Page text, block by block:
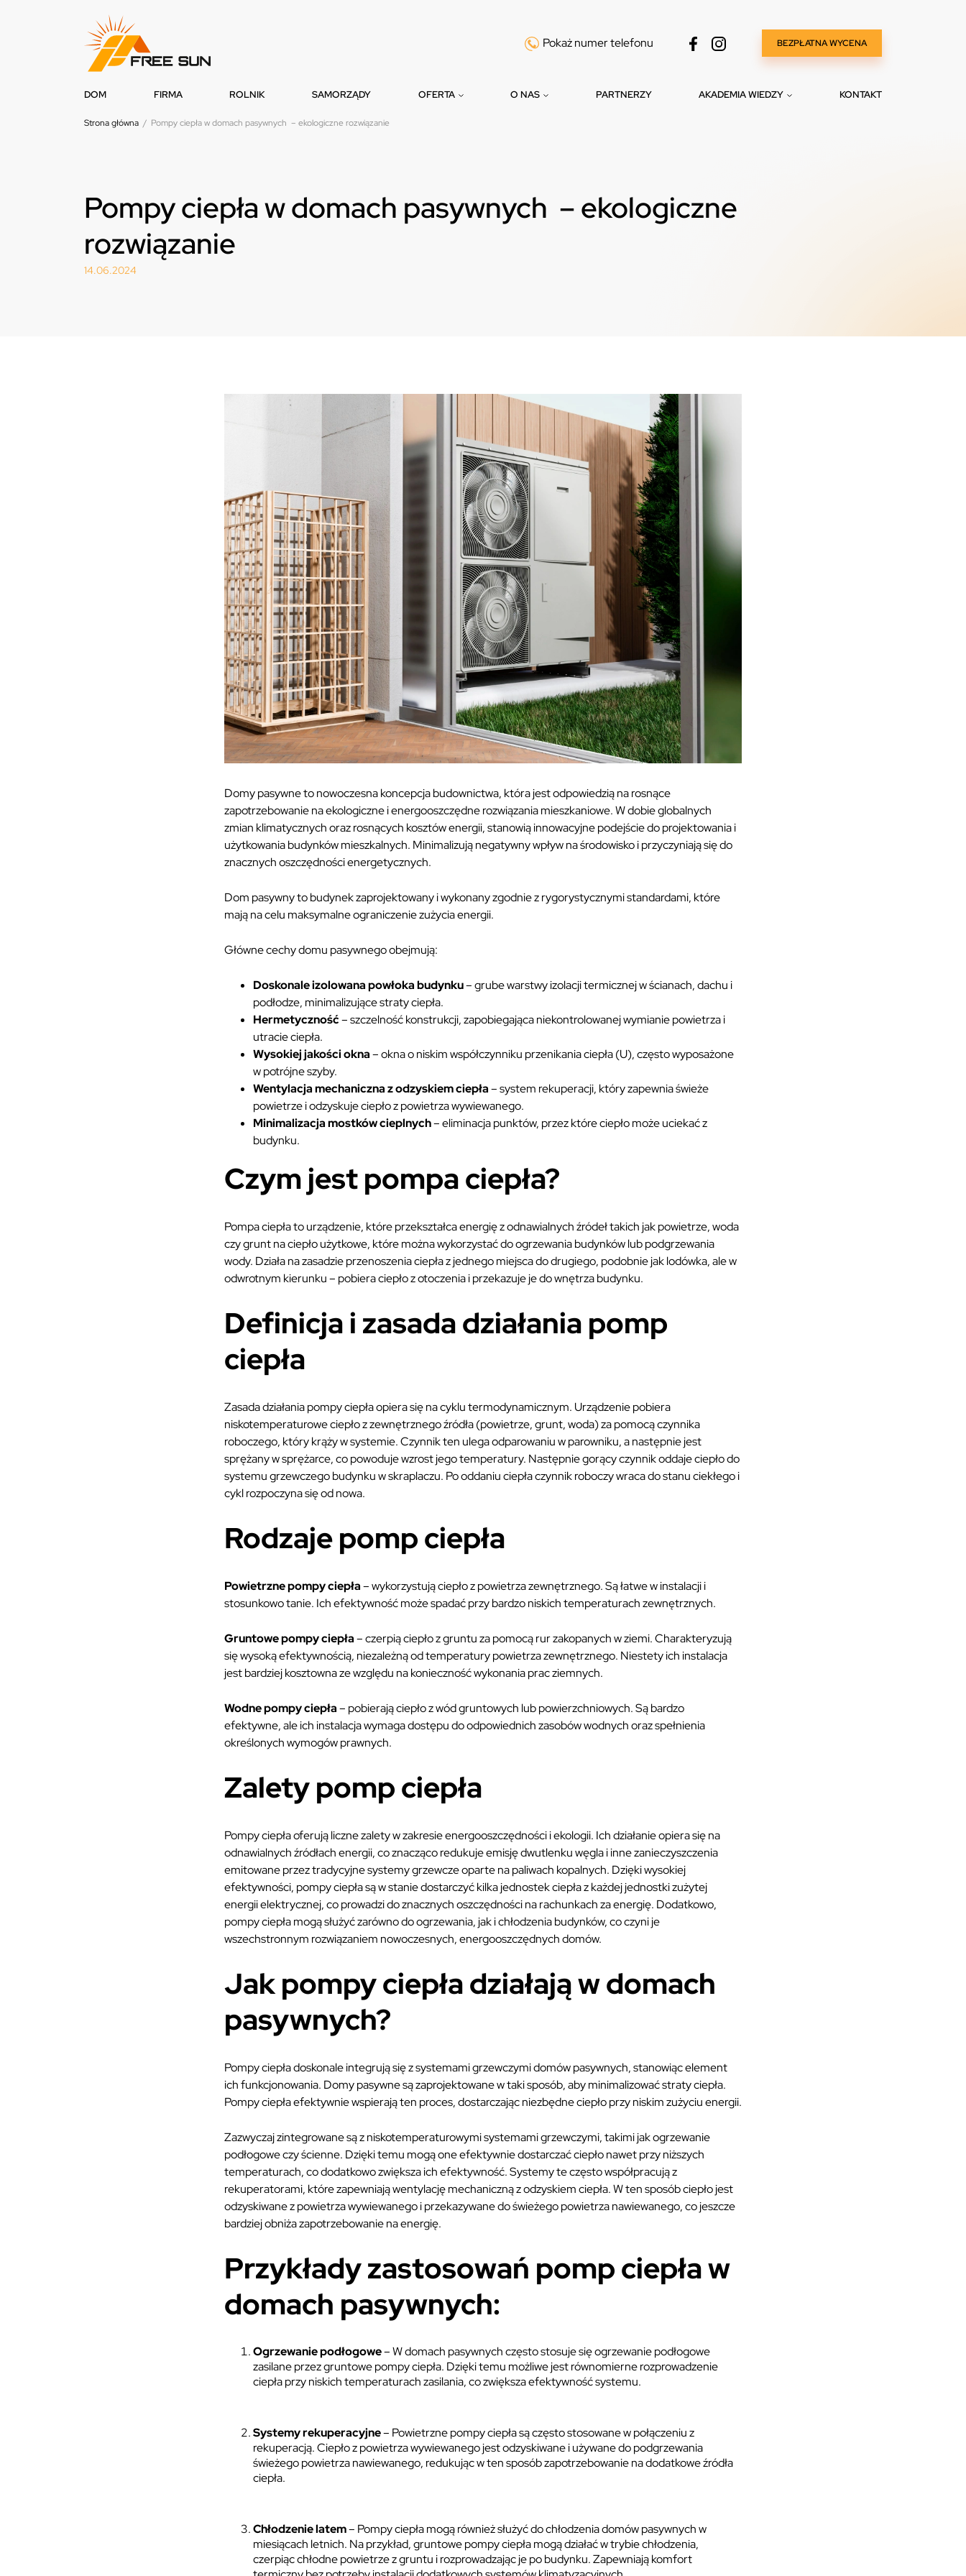
Pokaż numer telefonu BEZPŁATNA WYCENA
DOM FIRMA ROLNIK SAMORZĄDY OFERTA O NAS PARTNERZY AKADEMIA WIEDZY KONTAKT
Strona główna / Pompy ciepła w domach pasywnych – ekologiczne rozwiązanie
Pompy ciepła w domach pasywnych – ekologiczne
rozwiązanie
14.06.2024
Domy pasywne to nowoczesna koncepcja budownictwa, która jest odpowiedzią na rosnące
zapotrzebowanie na ekologiczne i energooszczędne rozwiązania mieszkaniowe. W dobie globalnych
zmian klimatycznych oraz rosnących kosztów energii, stanowią innowacyjne podejście do projektowania i
użytkowania budynków mieszkalnych. Minimalizują negatywny wpływ na środowisko i przyczyniają się do
znacznych oszczędności energetycznych.
Dom pasywny to budynek zaprojektowany i wykonany zgodnie z rygorystycznymi standardami, które
mają na celu maksymalne ograniczenie zużycia energii.
Główne cechy domu pasywnego obejmują:
Doskonale izolowana powłoka budynku– grube warstwy izolacji termicznej w ścianach, dachu i
podłodze, minimalizujące straty ciepła.
Hermetyczność– szczelność konstrukcji, zapobiegająca niekontrolowanej wymianie powietrza i
utracie ciepła.
Wysokiej jakości okna– okna o niskim współczynniku przenikania ciepła (U), często wyposażone
w potrójne szyby.
Wentylacja mechaniczna z odzyskiem ciepła– system rekuperacji, który zapewnia świeże
powietrze i odzyskuje ciepło z powietrza wywiewanego.
Minimalizacja mostków cieplnych– eliminacja punktów, przez które ciepło może uciekać z
budynku.
Czym jest pompa ciepła?
Pompa ciepła to urządzenie, które przekształca energię z odnawialnych źródeł takich jak powietrze, woda
czy grunt na ciepło użytkowe, które można wykorzystać do ogrzewania budynków lub podgrzewania
wody. Działa na zasadzie przenoszenia ciepła z jednego miejsca do drugiego, podobnie jak lodówka, ale w
odwrotnym kierunku – pobiera ciepło z otoczenia i przekazuje je do wnętrza budynku.
Definicja i zasada działania pomp
ciepła
Zasada działania pompy ciepła opiera się na cyklu termodynamicznym. Urządzenie pobiera
niskotemperaturowe ciepło z zewnętrznego źródła (powietrze, grunt, woda) za pomocą czynnika
roboczego, który krąży w systemie. Czynnik ten ulega odparowaniu w parowniku, a następnie jest
sprężany w sprężarce, co powoduje wzrost jego temperatury. Następnie gorący czynnik oddaje ciepło do
systemu grzewczego budynku w skraplaczu. Po oddaniu ciepła czynnik roboczy wraca do stanu ciekłego i
cykl rozpoczyna się od nowa.
Rodzaje pomp ciepła
Powietrzne pompy ciepła– wykorzystują ciepło z powietrza zewnętrznego. Są łatwe w instalacji i
stosunkowo tanie. Ich efektywność może spadać przy bardzo niskich temperaturach zewnętrznych.
Gruntowe pompy ciepła– czerpią ciepło z gruntu za pomocą rur zakopanych w ziemi. Charakteryzują
się wysoką efektywnością, niezależną od temperatury powietrza zewnętrznego. Niestety ich instalacja
jest bardziej kosztowna ze względu na konieczność wykonania prac ziemnych.
Wodne pompy ciepła– pobierają ciepło z wód gruntowych lub powierzchniowych. Są bardzo
efektywne, ale ich instalacja wymaga dostępu do odpowiednich zasobów wodnych oraz spełnienia
określonych wymogów prawnych.
Zalety pomp ciepła
Pompy ciepła oferują liczne zalety w zakresie energooszczędności i ekologii. Ich działanie opiera się na
odnawialnych źródłach energii, co znacząco redukuje emisję dwutlenku węgla i inne zanieczyszczenia
emitowane przez tradycyjne systemy grzewcze oparte na paliwach kopalnych. Dzięki wysokiej
efektywności, pompy ciepła są w stanie dostarczyć kilka jednostek ciepła z każdej jednostki zużytej
energii elektrycznej, co prowadzi do znacznych oszczędności na rachunkach za energię. Dodatkowo,
pompy ciepła mogą służyć zarówno do ogrzewania, jak i chłodzenia budynków, co czyni je
wszechstronnym rozwiązaniem nowoczesnych, energooszczędnych domów.
Jak pompy ciepła działają w domach
pasywnych?
Pompy ciepła doskonale integrują się z systemami grzewczymi domów pasywnych, stanowiąc element
ich funkcjonowania. Domy pasywne są zaprojektowane w taki sposób, aby minimalizować straty ciepła.
Pompy ciepła efektywnie wspierają ten proces, dostarczając niezbędne ciepło przy niskim zużyciu energii.
Zazwyczaj zintegrowane są z niskotemperaturowymi systemami grzewczymi, takimi jak ogrzewanie
podłogowe czy ścienne. Dzięki temu mogą one efektywnie dostarczać ciepło nawet przy niższych
temperaturach, co dodatkowo zwiększa ich efektywność. Systemy te często współpracują z
rekuperatorami, które zapewniają wentylację mechaniczną z odzyskiem ciepła. W ten sposób ciepło jest
odzyskiwane z powietrza wywiewanego i przekazywane do świeżego powietrza nawiewanego, co jeszcze
bardziej obniża zapotrzebowanie na energię.
Przykłady zastosowań pomp ciepła w
domach pasywnych:
Ogrzewanie podłogowe– W domach pasywnych często stosuje się ogrzewanie podłogowe
zasilane przez gruntowe pompy ciepła. Dzięki temu możliwe jest równomierne rozprowadzenie
ciepła przy niskich temperaturach zasilania, co zwiększa efektywność systemu.
Systemy rekuperacyjne– Powietrzne pompy ciepła są często stosowane w połączeniu z
rekuperacją. Ciepło z powietrza wywiewanego jest odzyskiwane i używane do podgrzewania
świeżego powietrza nawiewanego, redukując w ten sposób zapotrzebowanie na dodatkowe źródła
ciepła.
Chłodzenie latem– Pompy ciepła mogą również służyć do chłodzenia domów pasywnych w
miesiącach letnich. Na przykład, gruntowe pompy ciepła mogą działać w trybie chłodzenia,
czerpiąc chłodne powietrze z gruntu i rozprowadzając je po budynku. Zapewniają komfort